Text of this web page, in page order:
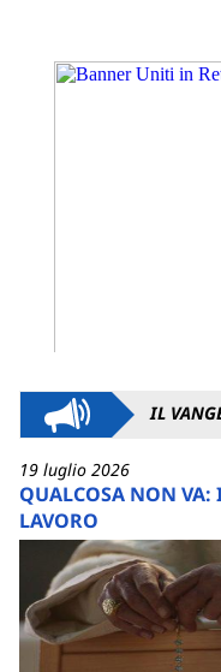
IL
19 luglio 2026
QUALCOSA NON VA:
LAVORO